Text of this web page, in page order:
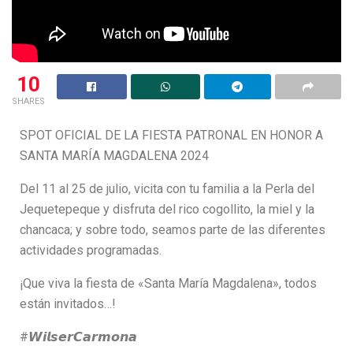
10
SHARES
SPOT OFICIAL DE LA FIESTA PATRONAL EN HONOR A
SANTA MARÍA MAGDALENA 2024
Del 11 al 25 de julio, vicita con tu familia a la Perla del
Jequetepeque y disfruta del rico cogollito, la miel y la
chancaca; y sobre todo, seamos parte de las diferentes
actividades programadas.
¡Que viva la fiesta de «Santa María Magdalena», todos
están invitados…!
#𝙒𝙞𝙡𝙨𝙚𝙧𝘾𝙖𝙧𝙢𝙤𝙣𝙖